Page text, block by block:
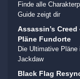
Finde alle
Guide zeigt dir
Assassin’s
Pläne Fundorte
Die Ultimative
Jackdaw
Black Flag